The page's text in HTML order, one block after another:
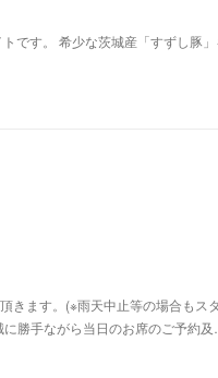
す。 希少な茨城産「すずし豚」
きます。(※雨天中止等の場合もス
勝手ながら当日のお席のご予約及…